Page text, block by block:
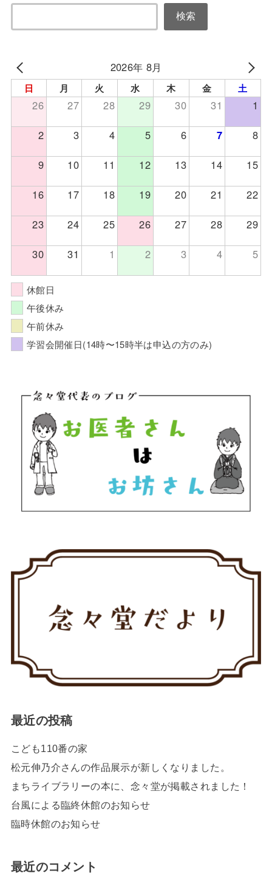
検索
2026年 8月
日 月 火 水 木 金 土
26 27 28 29 30 31 1
2 3 4 5 6 7 8
9 10 11 12 13 14 15
16 17 18 19 20 21 22
23 24 25 26 27 28 29
30 31 1 2 3 4 5
休館日
午後休み
午前休み
学習会開催日(14時〜15時半は申込の方のみ)
最近の投稿
こども110番の家
松元伸乃介さんの作品展示が新しくなりました。
まちライブラリーの本に、念々堂が掲載されました！
台風による臨終休館のお知らせ
臨時休館のお知らせ
最近のコメント